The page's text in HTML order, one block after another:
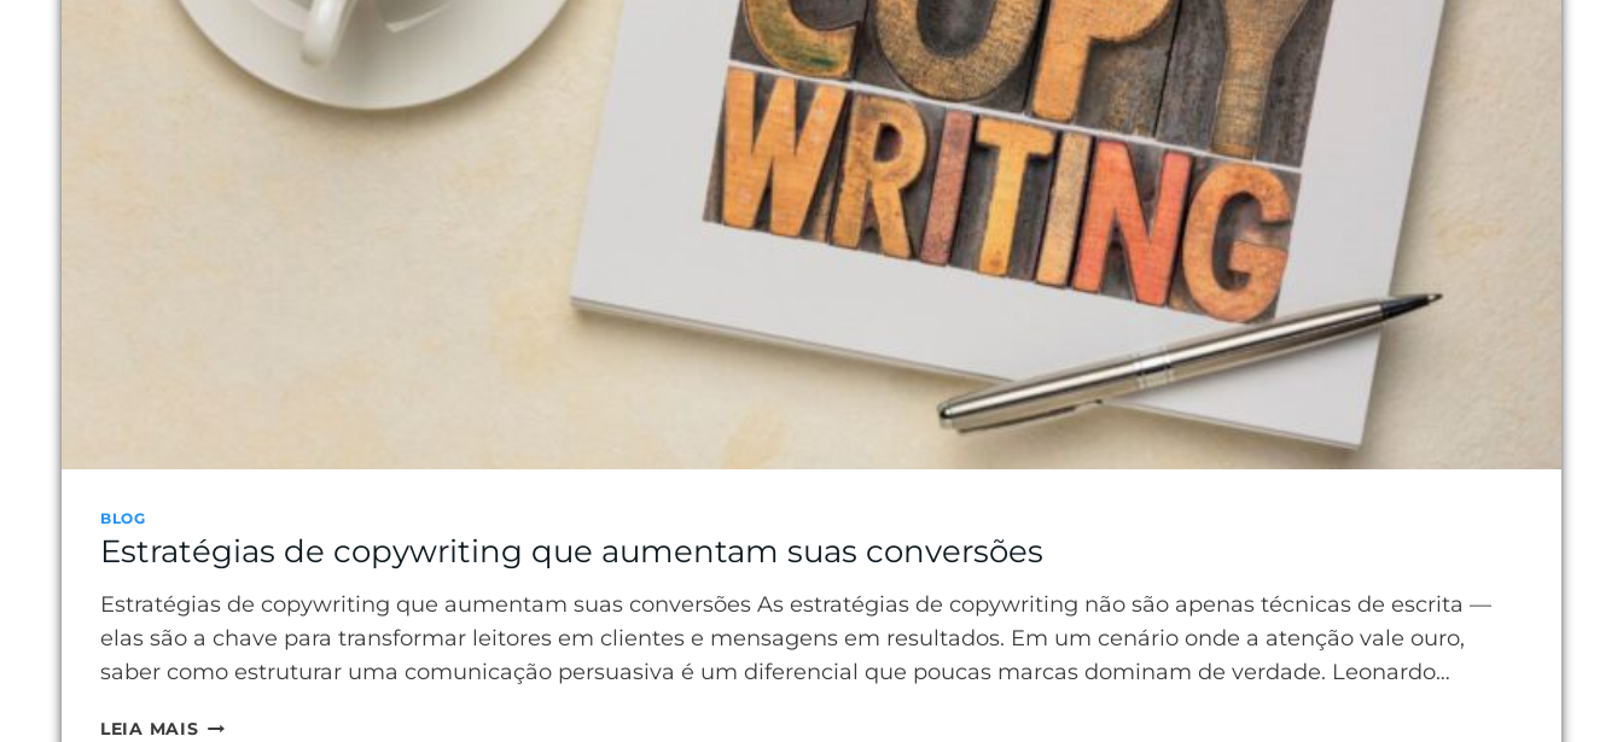
BLOG
Estratégias de copywriting que aumentam suas conversões
Estratégias de copywriting que aumentam suas conversões As estratégias de copywriting não são apenas técnicas de escrita —
elas são a chave para transformar leitores em clientes e mensagens em resultados. Em um cenário onde a atenção vale ouro,
saber como estruturar uma comunicação persuasiva é um diferencial que poucas marcas dominam de verdade. Leonardo…
LEIA MAISESTRATÉGIAS